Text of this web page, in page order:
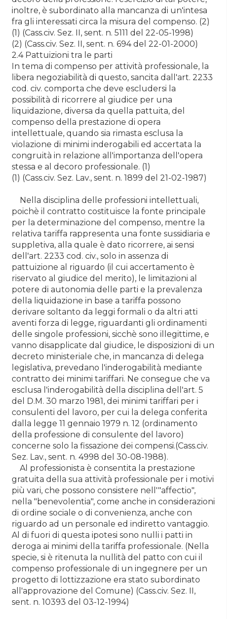
inoltre, è subordinato alla mancanza di un'intesa
fra gli interessati circa la misura del compenso. (2)
(1) (Cass.civ. Sez. II, sent. n. 5111 del 22-05-1998)
(2) (Cass.civ. Sez. II, sent. n. 694 del 22-01-2000)
2.4 Pattuizioni tra le parti
In tema di compenso per attività professionale, la
libera negoziabilità di questo, sancita dall'art. 2233
cod. civ. comporta che deve escludersi la
possibilità di ricorrere al giudice per una
liquidazione, diversa da quella pattuita, del
compenso della prestazione di opera
intellettuale, quando sia rimasta esclusa la
violazione di minimi inderogabili ed accertata la
congruità in relazione all'importanza dell'opera
stessa e al decoro professionale. (1)
(1) (Cass.civ. Sez. Lav., sent. n. 1899 del 21-02-1987)
Nella disciplina delle professioni intellettuali,
poichè il contratto costituisce la fonte principale
per la determinazione del compenso, mentre la
relativa tariffa rappresenta una fonte sussidiaria e
suppletiva, alla quale è dato ricorrere, ai sensi
dell'art. 2233 cod. civ., solo in assenza di
pattuizione al riguardo (il cui accertamento è
riservato al giudice del merito), le limitazioni al
potere di autonomia delle parti e la prevalenza
della liquidazione in base a tariffa possono
derivare soltanto da leggi formali o da altri atti
aventi forza di legge, riguardanti gli ordinamenti
delle singole professioni, sicchè sono illegittime, e
vanno disapplicate dal giudice, le disposizioni di un
decreto ministeriale che, in mancanza di delega
legislativa, prevedano l'inderogabilità mediante
contratto dei minimi tariffari. Ne consegue che va
esclusa l'inderogabilità della disciplina dell'art. 5
del D.M. 30 marzo 1981, dei minimi tariffari per i
consulenti del lavoro, per cui la delega conferita
dalla legge 11 gennaio 1979 n. 12 (ordinamento
della professione di consulente del lavoro)
concerne solo la fissazione dei compensi.(Cass.civ.
Sez. Lav., sent. n. 4998 del 30-08-1988).
Al professionista è consentita la prestazione
gratuita della sua attività professionale per i motivi
più vari, che possono consistere nell'"affectio",
nella "benevolentia", come anche in considerazioni
di ordine sociale o di convenienza, anche con
riguardo ad un personale ed indiretto vantaggio.
Al di fuori di questa ipotesi sono nulli i patti in
deroga ai minimi della tariffa professionale. (Nella
specie, si è ritenuta la nullità del patto con cui il
compenso professionale di un ingegnere per un
progetto di lottizzazione era stato subordinato
all'approvazione del Comune) (Cass.civ. Sez. II,
sent. n. 10393 del 03-12-1994)